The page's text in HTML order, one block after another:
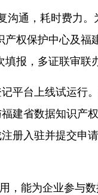
通，耗时费力。
权保护中心及福
报，多证联审联办
台上线试运行
建省数据知识产
册入驻并提交申
，能为企业参与